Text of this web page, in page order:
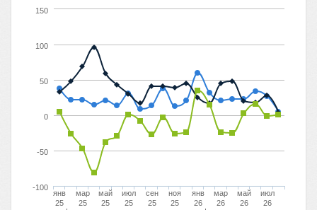
янв
25
мар
25
май
25
июл
25
сен
25
ноя
25
янв
26
мар
26
май
26
июл
26
-100
-50
0
50
100
150